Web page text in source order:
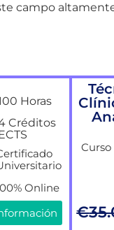
campo
Horas
Créditos
Online
€